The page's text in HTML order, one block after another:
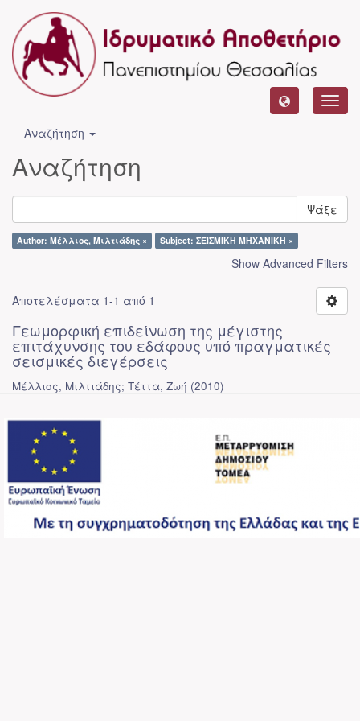
Αναζήτηση
Αναζήτηση
Ψάξε
Author: Μέλλιος, Μιλτιάδης × Subject: ΣΕΙΣΜΙΚΗ ΜΗΧΑΝΙΚΗ ×
Show Advanced Filters
Αποτελέσματα 1-1 από 1
Γεωμορφική επιδείνωση της μέγιστης
επιτάχυνσης του εδάφους υπό πραγματικές
σεισμικές διεγέρσεις
Μέλλιος, Μιλτιάδης; Τέττα, Ζωή (2010)